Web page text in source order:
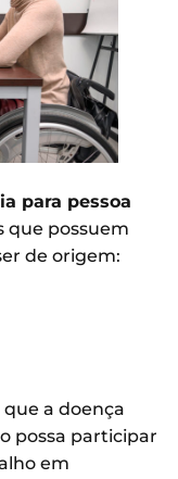
para pessoa
que possuem
de origem:
a doença
possa participar
em